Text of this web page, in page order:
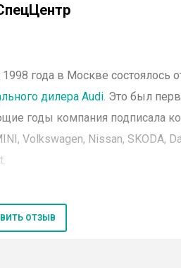
года в Москве состоялось
дилераAudi. Это был
годы компания подписала
Volkswagen, Nissan, SKODA,
дилерские центры
ОТЗЫВ